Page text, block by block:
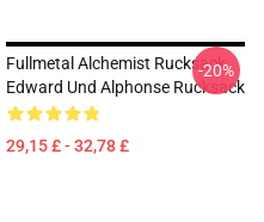
Fullmetal Alchemist Rucksack:
Edward Und Alphonse Rucksack
29,15 £ - 32,78 £
-20%